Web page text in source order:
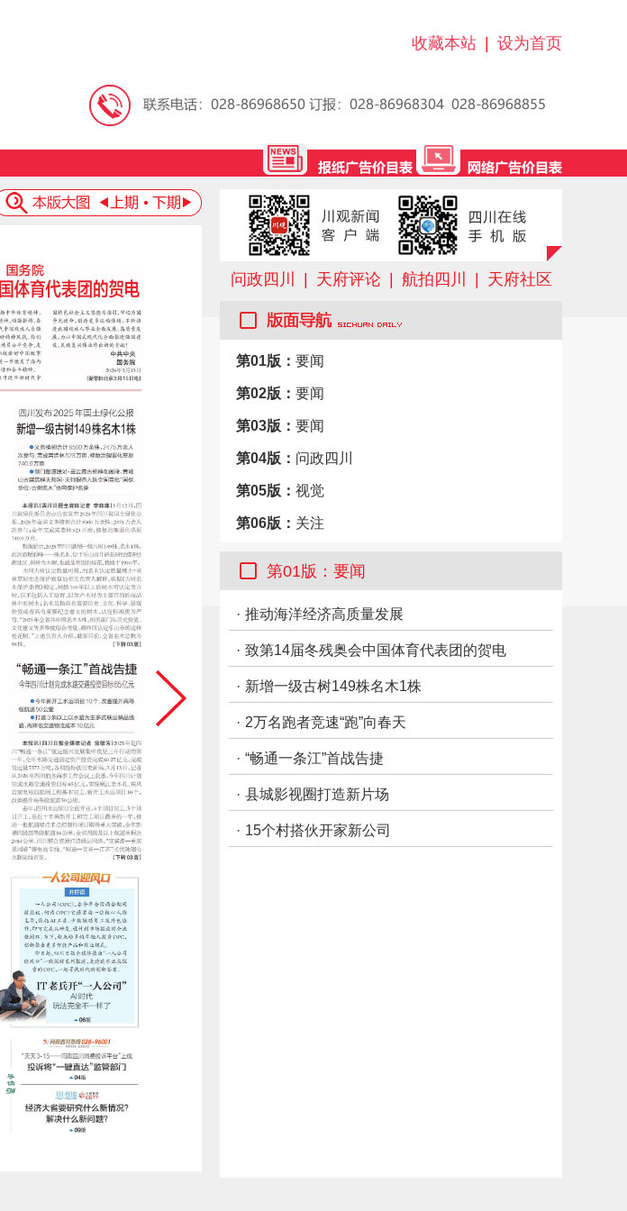
收藏本站 设为首页
问政四川 天府评论 航拍四川 天府社区
第01版： 要闻
第02版： 要闻
第03版： 要闻
第04版： 问政四川
第05版： 视觉
第06版： 关注
第08版：市州观察·资阳
第09版：思想周刊
第10版：思想周刊
第11版：思想周刊
第12版：思想周刊
第01版：要闻
· 推动海洋经济高质量发展
· 致第14届冬残奥会中国体育代表团的贺电
· 新增一级古树149株名木1株
· 2万名跑者竞速“跑”向春天
· “畅通一条江”首战告捷
· 县城影视圈打造新片场
· 15个村搭伙开家新公司